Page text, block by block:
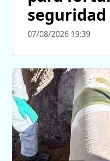
07/08/2026 19:39